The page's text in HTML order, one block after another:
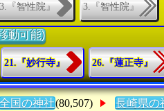
3.『智性院』 3.『智性院』
動可能)
21.『妙行寺』 26.『蓮正寺』
全国の神社(80,507) 長崎県の